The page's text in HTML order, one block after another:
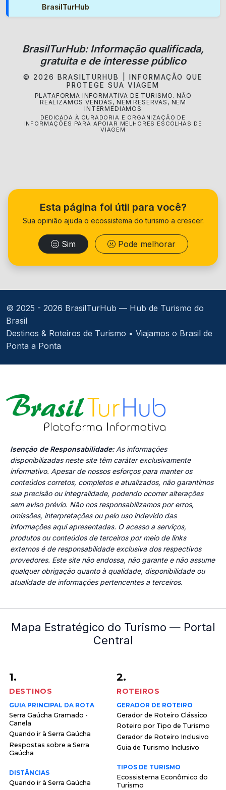
BrasilTurHub
BrasilTurHub: Informação qualificada,
gratuita e de interesse público
© 2026 BRASILTURHUB | INFORMAÇÃO QUE
PROTEGE SUA VIAGEM
PLATAFORMA INFORMATIVA DE TURISMO. NÃO
REALIZAMOS VENDAS, NEM RESERVAS, NEM
INTERMEDIAMOS
DEDICADA À CURADORIA E ORGANIZAÇÃO DE
INFORMAÇÕES PARA APOIAR MELHORES ESCOLHAS DE
VIAGEM
Esta página foi útil para você?
Sua opinião ajuda o ecossistema do turismo a crescer.
Sim Pode melhorar
© 2025 - 2026 BrasilTurHub — Hub de Turismo do
Brasil
Destinos & Roteiros de Turismo • Viajamos o Brasil de
Ponta a Ponta
Isenção de Responsabilidade:As informações
disponibilizadas neste site têm caráter exclusivamente
informativo. Apesar de nossos esforços para manter os
conteúdos corretos, completos e atualizados, não garantimos
sua precisão ou integralidade, podendo ocorrer alterações
sem aviso prévio. Não nos responsabilizamos por erros,
omissões, interpretações ou pelo uso indevido das
informações aqui apresentadas. O acesso a serviços,
produtos ou conteúdos de terceiros por meio de links
externos é de responsabilidade exclusiva dos respectivos
provedores. Este site não endossa, não garante e não assume
qualquer obrigação quanto à qualidade, disponibilidade ou
atualidade de informações pertencentes a terceiros.
Mapa Estratégico do Turismo — Portal
Central
1.
DESTINOS
GUIA PRINCIPAL DA ROTA
Serra Gaúcha Gramado -
Canela
Quando ir à Serra Gaúcha
Respostas sobre a Serra
Gaúcha
DISTÂNCIAS
Quando ir à Serra Gaúcha
2.
ROTEIROS
GERADOR DE ROTEIRO
Gerador de Roteiro Clássico
Roteiro por Tipo de Turismo
Gerador de Roteiro Inclusivo
Guia de Turismo Inclusivo
TIPOS DE TURISMO
Ecossistema Econômico do
Turismo